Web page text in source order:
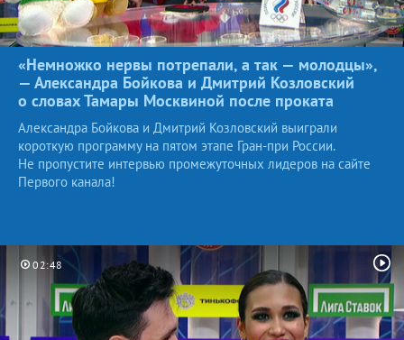
«Немножко нервы потрепали, а так — молодцы»,
— Александра Бойкова и Дмитрий Козловский
о словах Тамары Москвиной после проката
Александра Бойкова и Дмитрий Козловский выиграли
короткую программу на пятом этапе Гран-при России.
Не пропустите интервью промежуточных лидеров на сайте
Первого канала!
02:48